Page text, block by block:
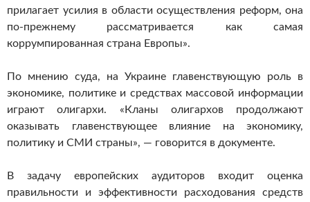
прилагает усилия в области осуществления реформ, она
по-прежнему рассматривается как самая
коррумпированная страна Европы».
По мнению суда, на Украине главенствующую роль в
экономике, политике и средствах массовой информации
играют олигархи. «Кланы олигархов продолжают
оказывать главенствующее влияние на экономику,
политику и СМИ страны», — говорится в документе.
В задачу европейских аудиторов входит оценка
правильности и эффективности расходования средств